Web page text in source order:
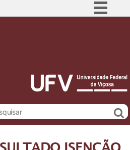
Acesso à informação
Legislação
Canais